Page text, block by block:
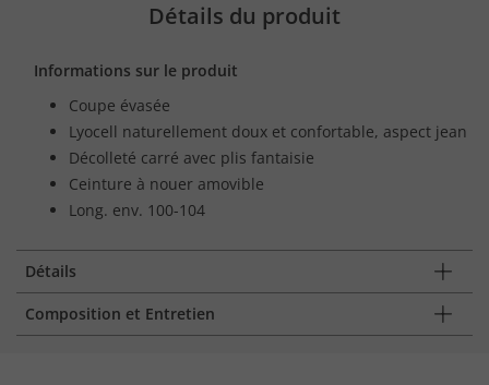
Détails du produit
Informations sur le produit
Coupe évasée
Lyocell naturellement doux et confortable, aspect jean
Décolleté carré avec plis fantaisie
Ceinture à nouer amovible
Long. env. 100-104
Détails
Composition et Entretien